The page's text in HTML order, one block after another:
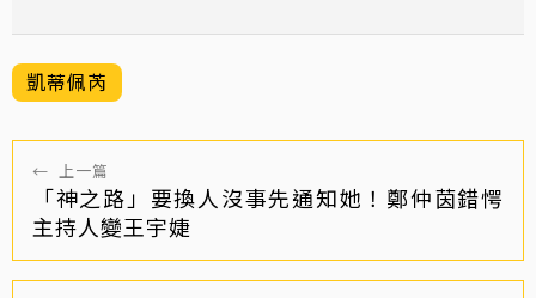
凱蒂佩芮
← 上一篇
「神之路」要換人沒事先通知她！鄭仲茵錯愕
主持人變王宇婕